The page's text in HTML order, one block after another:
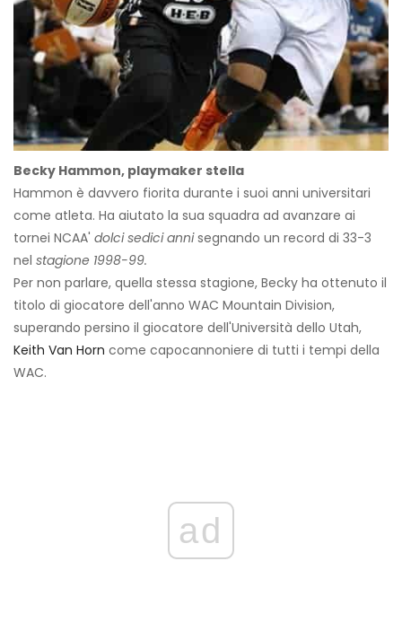
Becky Hammon, playmaker stella
Hammon è davvero fiorita durante i suoi anni universitari
come atleta. Ha aiutato la sua squadra ad avanzare ai
tornei NCAA' dolci sedici annisegnando un record di 33-3
nel stagione 1998-99.
Per non parlare, quella stessa stagione, Becky ha ottenuto il
titolo di giocatore dell'anno WAC Mountain Division,
superando persino il giocatore dell'Università dello Utah,
Keith Van Horn come capocannoniere di tutti i tempi della
WAC.
ad